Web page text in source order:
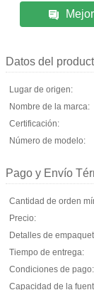
Datos del
Lugar de origen:
Nombre de la marca:
Certificación:
Número de modelo:
Pago y Envío
Cantidad de orden
Precio:
Detalles de
Tiempo de entrega:
Condiciones de pago:
Capacidad de la